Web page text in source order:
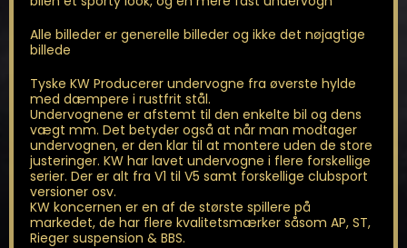
Alle billeder er generelle billeder og ikke det nøjagtige
billede
Tyske KW Producerer undervogne fra øverste hylde
med dæmpere i rustfrit stål.
Undervognene er afstemt til den enkelte bil og dens
vægt mm. Det betyder også at når man modtager
undervognen, er den klar til at montere uden de store
justeringer. KW har lavet undervogne i flere forskellige
serier. Der er alt fra V1 til V5 samt forskellige clubsport
versioner osv.
KW koncernen er en af de største spillere på
markedet, de har flere kvalitetsmærker såsom AP, ST,
Rieger suspension & BBS.